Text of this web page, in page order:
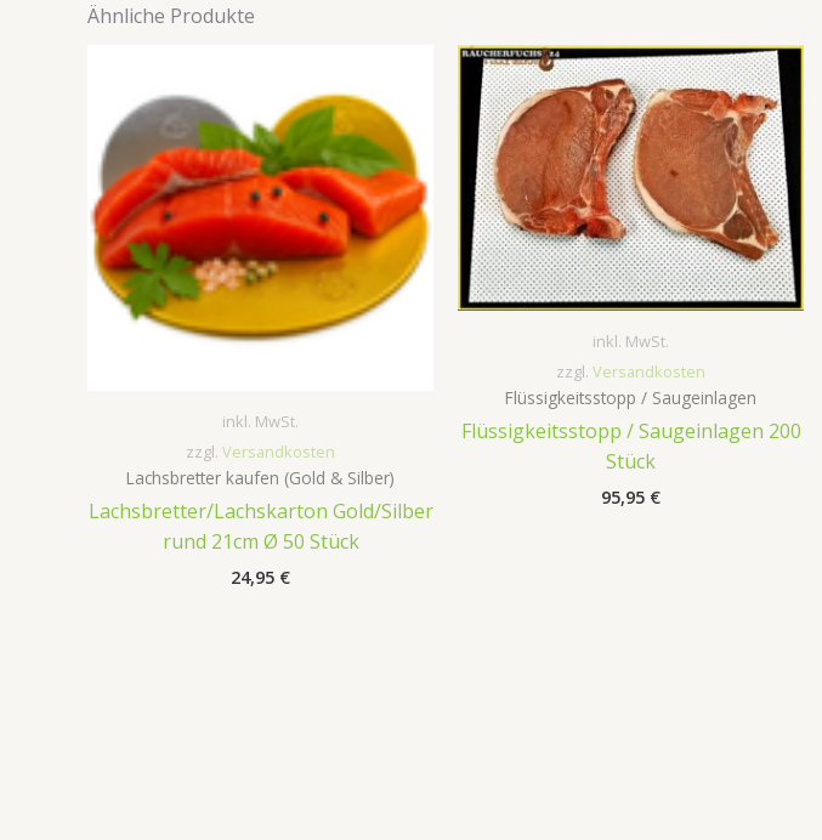
Ähnliche Produkte
inkl. MwSt.
zzgl. Versandkosten
Lachsbretter kaufen (Gold & Silber)
Lachsbretter/Lachskarton Gold/Silber
rund 21cm Ø 50 Stück
24,95 €
inkl. MwSt.
zzgl. Versandkosten
Flüssigkeitsstopp / Saugeinlagen
Flüssigkeitsstopp / Saugeinlagen 200
Stück
95,95 €